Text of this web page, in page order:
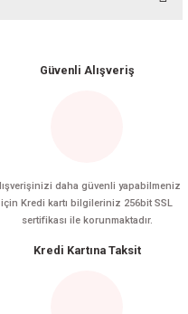
Güvenli Alışveriş
daha güvenli yapabilmeniz
için Kredi kartı bilgileriniz 256bit SSL
sertifikası ile korunmaktadır.
Kredi Kartına Taksit